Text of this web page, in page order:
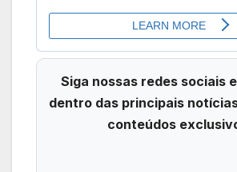
Siga nossas redes sociais
dentro das principais
conteúdos